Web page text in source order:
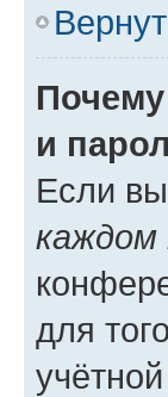
и
Если
каждом
для